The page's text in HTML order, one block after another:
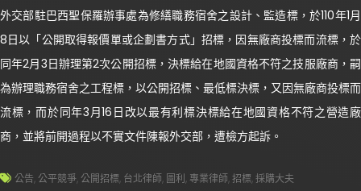
外交部駐巴西聖保羅辦事處為修繕職務宿舍之設計、監造標，於110年1月
8日以「公開取得報價單或企劃書方式」招標，因無廠商投標而流標，於
同年2月3日辦理第2次公開招標，決標給在地國資格不符之技服廠商，嗣
為辦理職務宿舍之工程標，以公開招標、最低標決標，又因無廠商投標而
流標，而於同年3月16日改以最有利標決標給在地國資格不符之營造廠
商，並將前開過程以不實文件陳報外交部，遭檢方起訴。
公告, 公平競爭, 公開招標, 台北律師, 圖利 ,專業律師,招標,採購大夫